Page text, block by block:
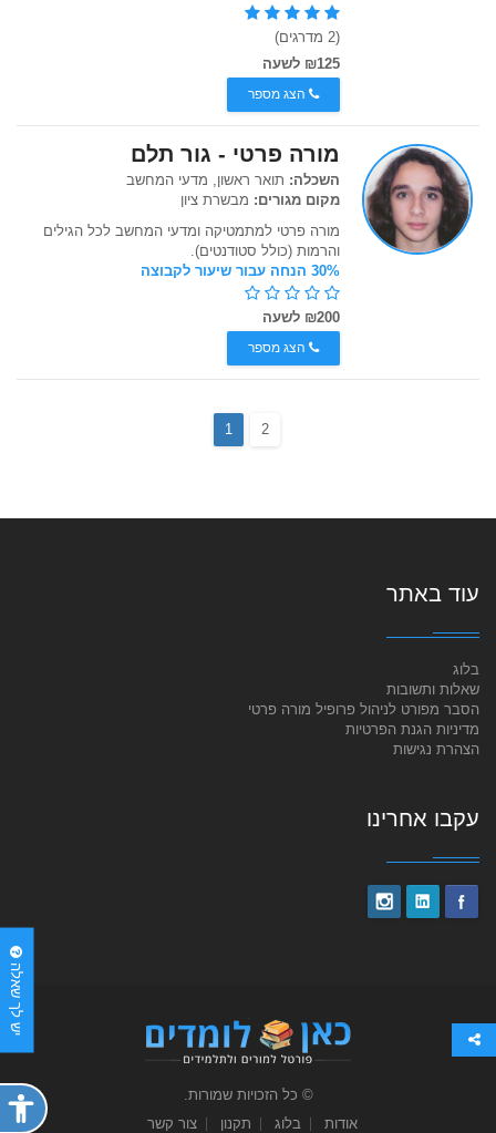
(2 מדרגים)
₪125 לשעה
הצג מספר
מורה פרטי - גור תלם
השכלה: תואר ראשון, מדעי המחשב
מקום מגורים: מבשרת ציון
מורה פרטי למתמטיקה ומדעי המחשב לכל הגילים
והרמות (כולל סטודנטים).
30% הנחה עבור שיעור לקבוצה
₪200 לשעה
הצג מספר
1 2
יש לך שאלה
עוד באתר
בלוג
שאלות ותשובות
הסבר מפורט לניהול פרופיל מורה פרטי
מדיניות הגנת הפרטיות
הצהרת נגישות
עקבו אחרינו
© כל הזכויות שמורות.
אודות
בלוג תקנון צור קשר
פתח